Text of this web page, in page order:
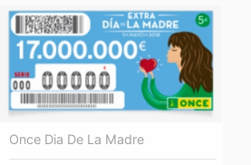
Once Dia De La Madre